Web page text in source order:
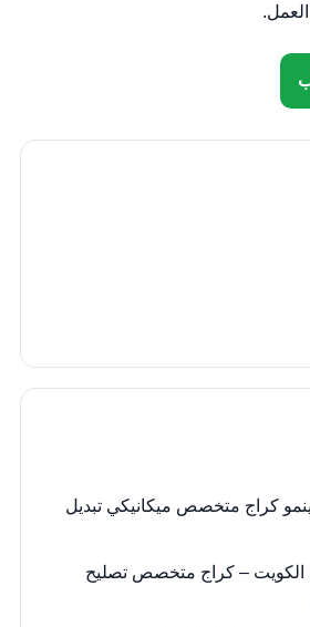
كراج متخصص ميكانيكي تبديل
الكويت – كراج متخصص تصليح